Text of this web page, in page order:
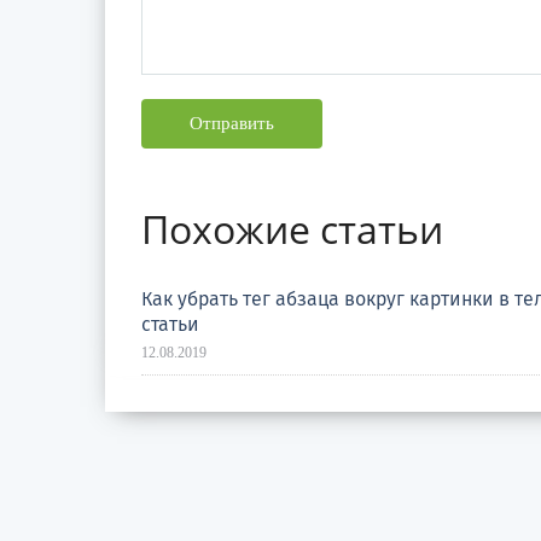
Отправить
Похожие статьи
Как убрать тег абзаца вокруг картинки в
статьи